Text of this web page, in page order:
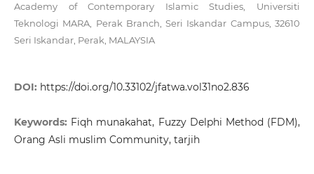
Academy of Contemporary Islamic Studies, Universiti
Teknologi MARA, Perak Branch, Seri Iskandar Campus, 32610
Seri Iskandar, Perak, MALAYSIA
DOI: https://doi.org/10.33102/jfatwa.vol31no2.836
Keywords: Fiqh munakahat, Fuzzy Delphi Method (FDM),
Orang Asli muslim Community, tarjih